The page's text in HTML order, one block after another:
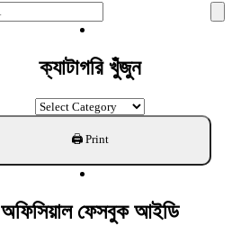
ক্যাটাগরি খুঁজুন
ক্যাটাগরি
খুঁজুন
অফিসিয়াল ফেসবুক আইডি